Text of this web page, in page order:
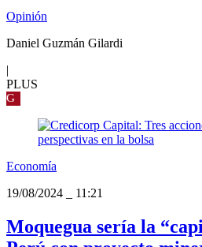
Opinión
Daniel Guzmán Gilardi
|
PLUS
G
Economía
19/08/2024
11:21
Moquegua sería la